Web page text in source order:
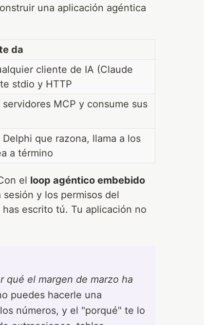
una aplicación agéntica
da
cliente de IA (Claude
stdio y HTTP
servidores MCP y consume sus
que razona, llama a los
a término
el loop agéntico embebido
sesión y los permisos del
escrito tú. Tu aplicación no
qué el margen de marzo ha
puedes hacerle una
números, y el "porqué" te lo